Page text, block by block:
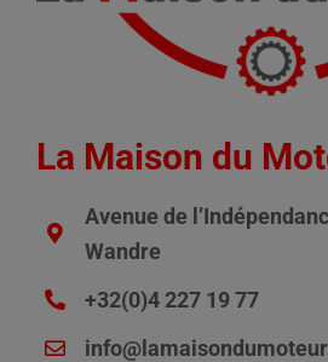
La Maison du
Avenue de
Wandre
+32(0)4 227 19 77